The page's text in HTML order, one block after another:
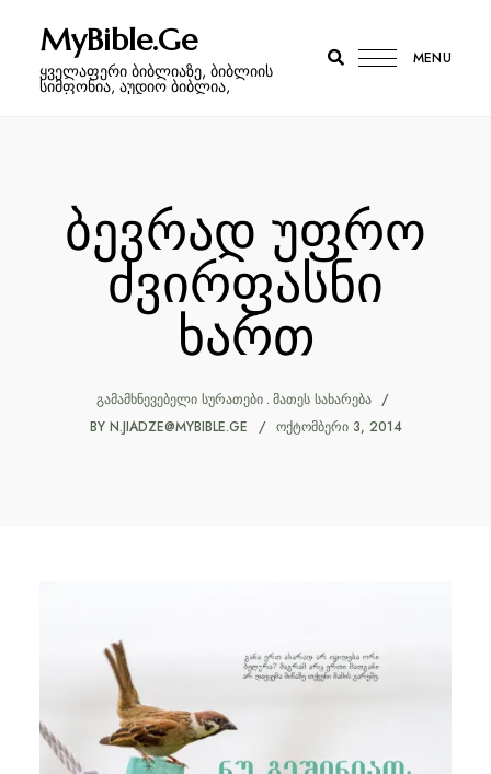
MyBible.Ge
ყველაფერი ბიბლიაზე, ბიბლიის
სიმფონია, აუდიო ბიბლია,
MENU
ბევრად უფრო
ძვირფასნი
ხართ
ᲒᲐᲛᲐᲛᲮᲜᲔᲕᲔᲑᲔᲚᲘ ᲡᲣᲠᲐᲗᲔᲑᲘ ᲛᲐᲗᲔᲡ ᲡᲐᲮᲐᲠᲔᲑᲐ
BY N.JIADZE@MYBIBLE.GE ᲝᲥᲢᲝᲛᲑᲔᲠᲘ 3, 2014